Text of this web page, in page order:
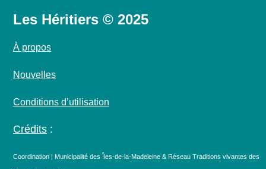
Les Héritiers © 2025
À propos
Nouvelles
Conditions d’utilisation
Crédits :
Coordination | Municipalité des Îles-de-la-Madeleine & Réseau Traditions vivantes des